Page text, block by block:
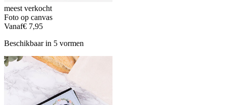
meest verkocht
Foto op canvas
Vanaf€ 7,95
Beschikbaar in 5 vormen